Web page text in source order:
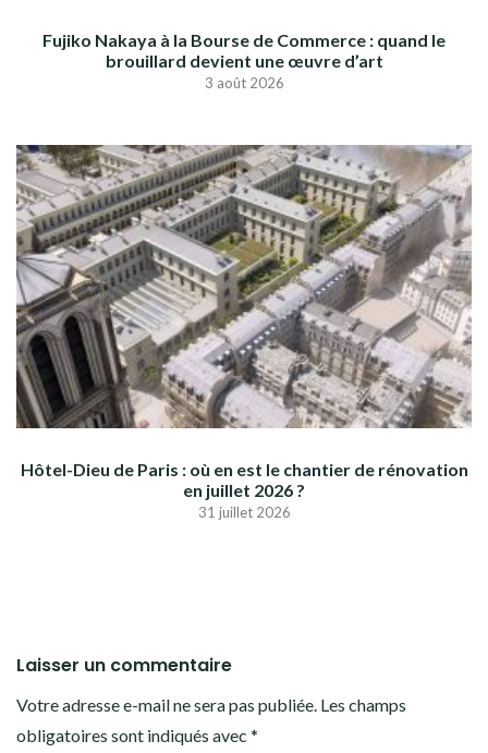
Fujiko Nakaya à la Bourse de Commerce : quand le
brouillard devient une œuvre d’art
3 août 2026
Hôtel-Dieu de Paris : où en est le chantier de rénovation
en juillet 2026 ?
31 juillet 2026
Laisser un commentaire
Votre adresse e-mail ne sera pas publiée. Les champs
obligatoires sont indiqués avec *